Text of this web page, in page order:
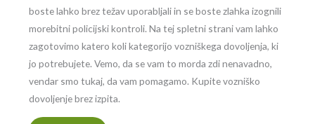
boste lahko brez težav uporabljali in se boste zlahka izognili
morebitni policijski kontroli. Na tej spletni strani vam lahko
zagotovimo katero koli kategorijo vozniškega dovoljenja, ki
jo potrebujete. Vemo, da se vam to morda zdi nenavadno,
vendar smo tukaj, da vam pomagamo. Kupite vozniško
dovoljenje brez izpita.